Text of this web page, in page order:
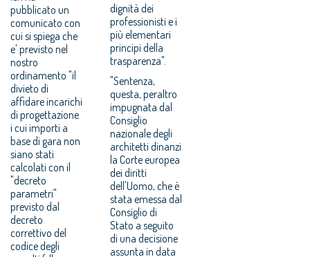
pubblicato un
comunicato con
cui si spiega che
e' previsto nel
nostro
ordinamento "il
divieto di
affidare incarichi
di progettazione
i cui importi a
base di gara non
siano stati
calcolati con il
"decreto
parametri"
previsto dal
decreto
correttivo del
codice degli
dignità dei
professionisti e i
più elementari
principi della
trasparenza".
"Sentenza,
questa, peraltro
impugnata dal
Consiglio
nazionale degli
architetti dinanzi
la Corte europea
dei diritti
dell'Uomo, che è
stata emessa dal
Consiglio di
Stato a seguito
di una decisione
assunta in data